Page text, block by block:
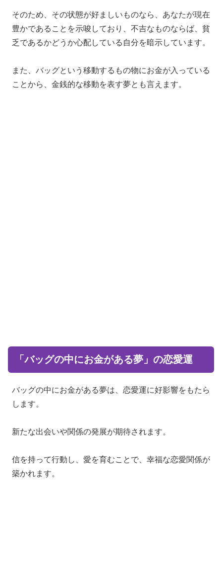
そのため、その状態が好ましいものなら、あなたが現在
豊かであることを示唆しており、不吉なものならば、貧
乏であるかどうか心配している自分を暗示しています。
また、バッグという移動するもの物にお金が入っている
ことから、金銭的な移動を表す夢とも言えます。
「バッグの中にお金がある夢」の恋愛運
バッグの中にお金がある夢は、恋愛運に好影響をもたら
します。
新たな出会いや関係の発展が期待されます。
信を持って行動し、愛を育むことで、幸福な恋愛関係が
築かれます。